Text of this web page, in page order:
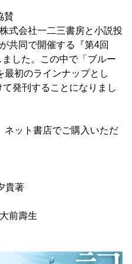
賛
式会社一二三書房と小説投
共同で開催する『第4回
した。この中で「ブルー
最初のラインナップとし
発刊することになりまし
ネット書店でご購入いただ
貴著
前壽生